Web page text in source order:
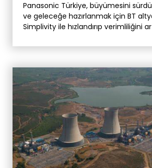
Panasonic Türkiye, büyümesini
ve geleceğe hazırlanmak için BT
Simplivity ile hızlandırıp verimliliğini